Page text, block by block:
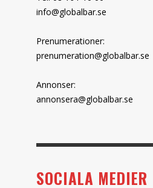
info@globalbar.se
Prenumerationer:
prenumeration@globalbar.se
Annonser:
annonsera@globalbar.se
SOCIALA MEDIER